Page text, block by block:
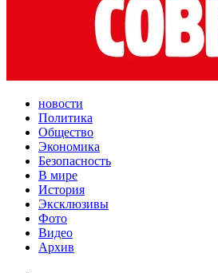
новости
Политика
Общество
Экономика
Безопасность
В мире
История
Эксклюзивы
Фото
Видео
Архив